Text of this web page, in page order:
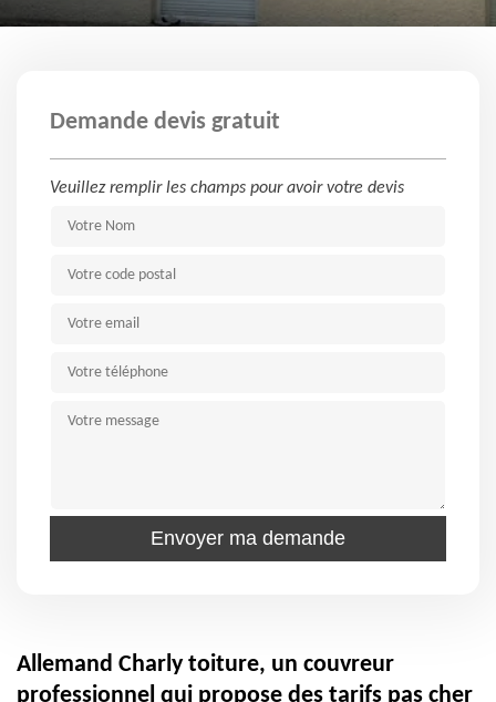
Demande devis gratuit
Veuillez remplir les champs pour avoir votre devis
Allemand Charly toiture, un couvreur
professionnel qui propose des tarifs pas cher